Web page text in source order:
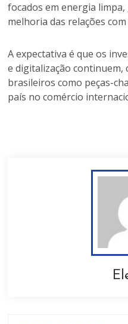
focados em energia
melhoria das relações
A expectativa é que os
e digitalização
brasileiros como peças-
país no comércio